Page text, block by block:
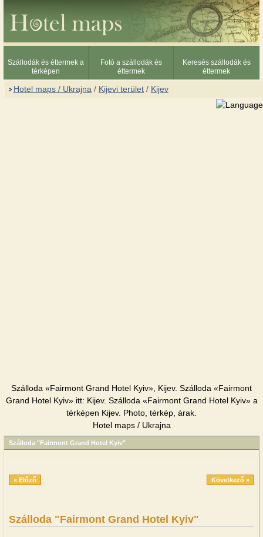
Szállodák és éttermek a
térképen
Fotó a szállodák és
éttermek
Keresés szállodák és
éttermek
Hotel maps / Ukrajna / Kijevi terület / Kijev
Szálloda «Fairmont Grand Hotel Kyiv», Kijev. Szálloda «Fairmont
Grand Hotel Kyiv» itt: Kijev. Szálloda «Fairmont Grand Hotel Kyiv» a
térképen Kijev. Photo, térkép, árak.
Hotel maps / Ukrajna
Szálloda "Fairmont Grand Hotel Kyiv"
« Előző Következő »
Szálloda "Fairmont Grand Hotel Kyiv"